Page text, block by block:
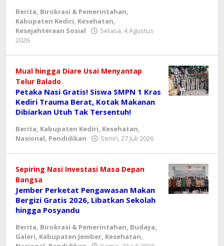
Kesehatan,
Kesejahteraan
Sosial
5
Agustus
2026
oleh
danang
Berita, Birokrasi & Pemerintahan,
Kabupaten Kediri, Kesehatan,
Kesejahteraan Sosial
Selasa, 4 Agustus
2026
​Mual hingga Diare Usai Menyantap
Telur Balado
Petaka Nasi Gratis! Siswa SMPN 1 Kras
Kediri Trauma Berat, Kotak Makanan
Dibiarkan Utuh Tak Tersentuh!
Berita, Kabupaten Kediri, Kesehatan,
Nasional, Pendidikan Senin, 27 Juli 2026
Sepiring Nasi Investasi Masa Depan
Bangsa
Jember Perketat Pengawasan Makan
Bergizi Gratis 2026, Libatkan Sekolah
hingga Posyandu
Berita, Birokrasi & Pemerintahan, Budaya,
Galeri, Kabupaten Jember, Kesehatan,